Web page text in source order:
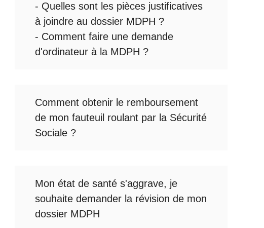
- Quelles sont les pièces justificatives
à joindre au dossier MDPH ?
- Comment faire une demande
d'ordinateur à la MDPH ?
Comment obtenir le remboursement
de mon fauteuil roulant par la Sécurité
Sociale ?
Mon état de santé s'aggrave, je
souhaite demander la révision de mon
dossier MDPH